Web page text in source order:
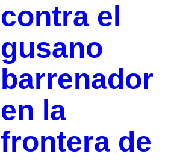
contra el
gusano
barrenador
en la
frontera de